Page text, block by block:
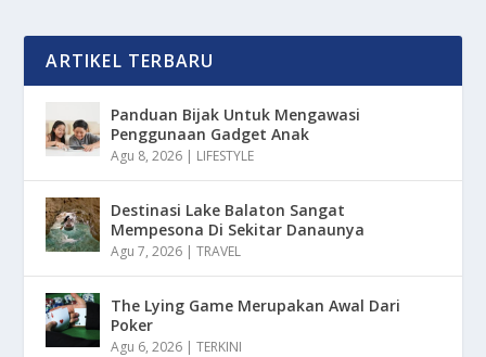
ARTIKEL TERBARU
Panduan Bijak Untuk Mengawasi
Penggunaan Gadget Anak
Agu 8, 2026 | LIFESTYLE
Destinasi Lake Balaton Sangat
Mempesona Di Sekitar Danaunya
Agu 7, 2026 |TRAVEL
The Lying Game Merupakan Awal Dari
Poker
Agu 6, 2026 |TERKINI